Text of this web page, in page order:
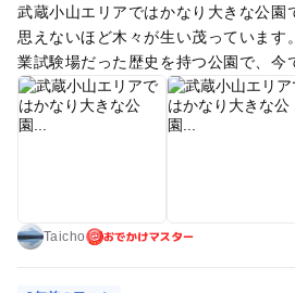
武蔵小山エリアではかなり大きな公園
思えないほど木々が生い茂っています
業試験場だった歴史を持つ公園で、今
く、森の中を歩いている感覚になりま
かり整備されており、ジョギングや犬
め。プラタナスの広場や大きな広場で
ごとに違った景色を楽しめるのも魅力
り、散歩途中の休憩にも便利でした。
Taicho おでかけマスター